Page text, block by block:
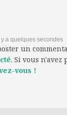
y a quelques secondes
un
. Si vous n'avez
vous !